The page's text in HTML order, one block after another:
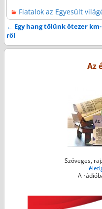
c
e
o
i
t
e
s
s
n
a
i
a
t
A
p
Fiatalok az Egyesült
Bejegyzés navigáció
← Egy hang tőlünk ötezer km-
ről
Az
Szöveges,
A